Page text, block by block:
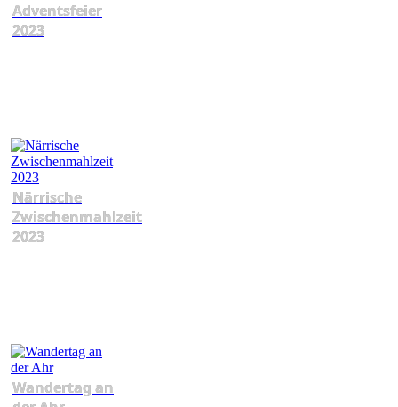
Adventsfeier
2023
Närrische
Zwischenmahlzeit
2023
Wandertag an